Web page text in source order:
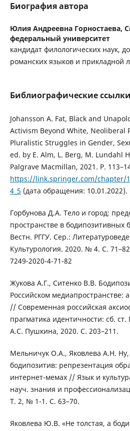
Биография автора
Юлия Андреевна Горностаева,
федеральный университет
кандидат филологических наук,
романских языков и прикладной
Библиографические ссылки
Johansson A. Fat, Black and
Activism Beyond White, Neoliberal
Pluralistic Struggles in Gender,
ed. by E. Alm, L. Berg, M. Lundahl
Palgrave Macmillan, 2021. Р.
https://link.springer.com/chapter/
4_5 (дата обращения: 10.01.2022).
Горбунова Д.А. Тело и город:
пространстве в бодипозитивных
Вестн. РГГУ. Сер.:
Культурология. 2020. № 4. С.
7249-2020-4-71-82
Жукова А.Г., Ситенко В.В.
Российском медиапространстве:
// Современная российская
прагматика идентичности: сб.
А.С. Пушкина, 2020. С. 203–211.
Мельничук О.А., Яковлева А.Н. Ну,
бодипозитив: репрезентация
интернет-мемах // Язык и
науч. знания и
Т. 2, № 1-1. С. 63–70.
Яковлева Ю.В. «Не толстая, а